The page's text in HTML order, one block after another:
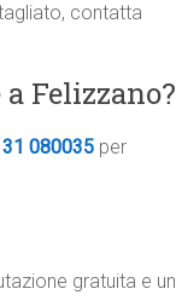
contatta
Felizzano?
080035 per
gratuita e un